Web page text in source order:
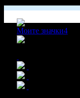
Моите значки4